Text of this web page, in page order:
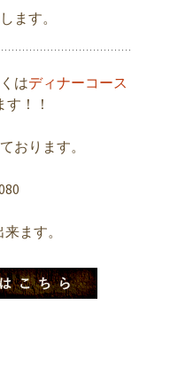
ます。
はディナーコース
す！！
おります。
ます。